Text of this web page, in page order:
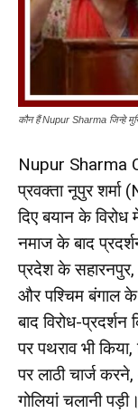
कौन हैं Nupur Sharma जिन्हे
Nupur Sharma
प्रवक्ता नूपुर
दिए बयान के
नमाज के बाद
प्रदेश के सहारनपुर,
और पश्चिम बंगाल
बाद विरोध-
पर पथराव भी
पर लाठी चार्ज
गोलियां चलानी पड़ी।